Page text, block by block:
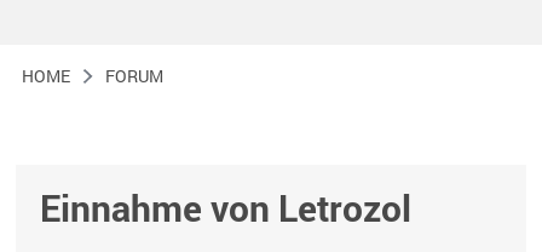
HOME FORUM
Einnahme von Letrozol